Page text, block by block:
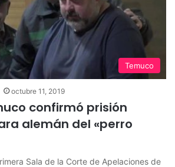
Temuco
octubre 11, 2019
confirmó prisión
alemán del «perro
Sala de la Corte de Apelaciones de